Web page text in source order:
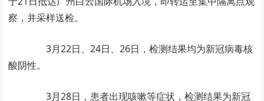
察，并采样送检。
3月22日、24日、26日，检测结果均为新冠病毒核
酸阴性。
3月28日，患者出现咳嗽等症状，检测结果为新冠